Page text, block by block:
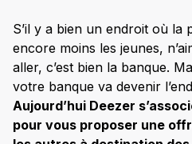
S’il y a bien un endroit où la
encore moins les jeunes,
aller, c’est bien la banque.
votre banque va devenir
Aujourd’hui Deezer
pour vous proposer une